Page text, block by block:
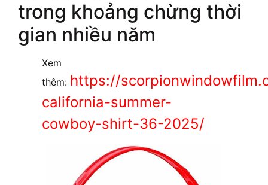
trong khoảng chừng thời
gian nhiều năm
Xem
thêm: https://
california-summer-
cowboy-shirt-36-2025/